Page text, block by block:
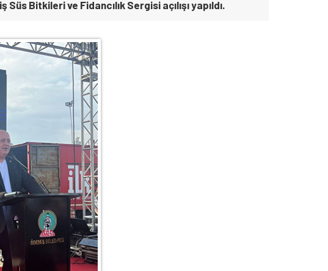
Bitkileri ve Fidancılık Sergisi açılışı yapıldı.